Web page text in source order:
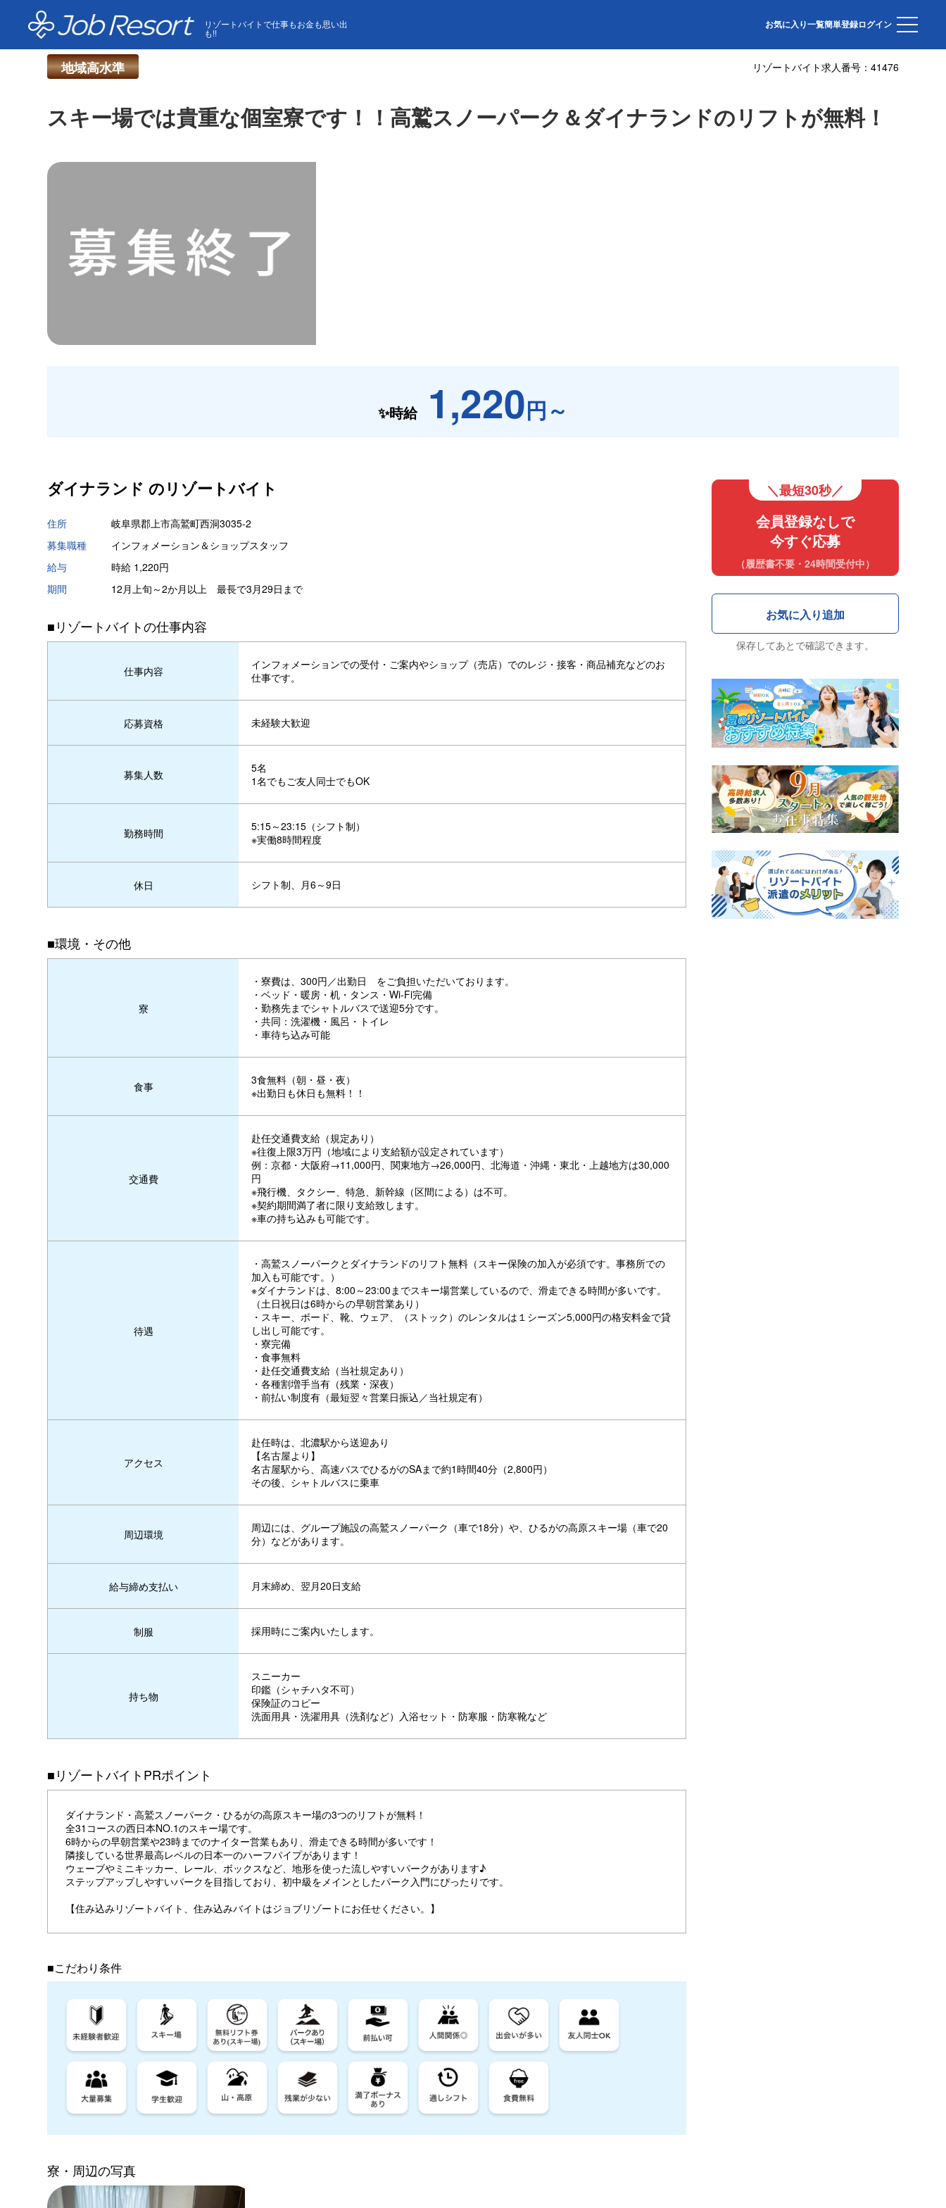
リゾートバイトで仕事もお金も思い出
も!!
お気に入り一覧簡単登録ログイン
HOME 求人一覧
地域高水準 リゾートバイト求人番号： 41476
スキー場では貴重な個室寮です！！高鷲スノーパーク＆ダイナランドのリフトが無料！
✨時給 1,220円～
ダイナランド のリゾートバイト
住所
岐阜県郡上市高鷲町西洞3035-2
募集職種
インフォメーション＆ショップスタッフ
給与
時給 1,220円
期間
12月上旬～2か月以上 最長で3月29日まで
■リゾートバイトの仕事内容
仕事内容
インフォメーションでの受付・ご案内やショップ（売店）でのレジ・接客・商品補充などのお
仕事です。
応募資格 未経験大歓迎
募集人数
5名
1名でもご友人同士でもOK
勤務時間
5:15～23:15（シフト制）
※実働8時間程度
休日 シフト制、月6～9日
■環境・その他
寮
・寮費は、300円／出勤日 をご負担いただいております。
・ベッド・暖房・机・タンス・Wi-Fi完備
・勤務先までシャトルバスで送迎5分です。
・共同：洗濯機・風呂・トイレ
・車待ち込み可能
食事
3食無料（朝・昼・夜）
※出勤日も休日も無料！！
交通費
赴任交通費支給（規定あり）
※往復上限3万円（地域により支給額が設定されています）
例：京都・大阪府→11,000円、関東地方→26,000円、北海道・沖縄・東北・上越地方は30,000
円
※飛行機、タクシー、特急、新幹線（区間による）は不可。
※契約期間満了者に限り支給致します。
※車の持ち込みも可能です。
待遇
・高鷲スノーパークとダイナランドのリフト無料（スキー保険の加入が必須です。事務所での
加入も可能です。）
※ダイナランドは、8:00～23:00までスキー場営業しているので、滑走できる時間が多いです。
（土日祝日は6時からの早朝営業あり）
・スキー、ボード、靴、ウェア、（ストック）のレンタルは１シーズン5,000円の格安料金で貸
し出し可能です。
・寮完備
・食事無料
・赴任交通費支給（当社規定あり）
・各種割増手当有（残業・深夜）
・前払い制度有（最短翌々営業日振込／当社規定有）
アクセス
赴任時は、北濃駅から送迎あり
【名古屋より】
名古屋駅から、高速バスでひるがのSAまで約1時間40分（2,800円）
その後、シャトルバスに乗車
周辺環境
周辺には、グループ施設の高鷲スノーパーク（車で18分）や、ひるがの高原スキー場（車で20
分）などがあります。
給与締め支払い 月末締め、翌月20日支給
制服 採用時にご案内いたします。
持ち物
スニーカー
印鑑（シャチハタ不可）
保険証のコピー
洗面用具・洗濯用具（洗剤など）入浴セット・防寒服・防寒靴など
■リゾートバイトPRポイント
ダイナランド・高鷲スノーパーク・ひるがの高原スキー場の3つのリフトが無料！
全31コースの西日本NO.1のスキー場です。
6時からの早朝営業や23時までのナイター営業もあり、滑走できる時間が多いです！
隣接している世界最高レベルの日本一のハーフパイプがあります！
ウェーブやミニキッカー、レール、ボックスなど、地形を使った流しやすいパークがあります♪
ステップアップしやすいパークを目指しており、初中級をメインとしたパーク入門にぴったりです。
【住み込みリゾートバイト、住み込みバイトはジョブリゾートにお任せください。】
■こだわり条件
寮・周辺の写真
＼最短30秒／
会員登録なしで
今すぐ応募
（履歴書不要・24時間受付中）
保存してあとで確認できます。